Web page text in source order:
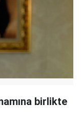
birlikte